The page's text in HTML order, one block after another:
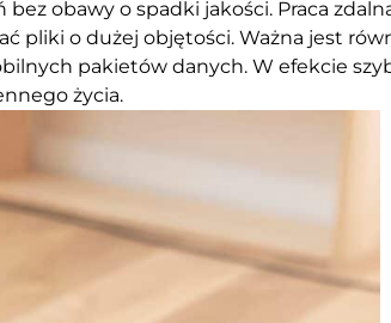
obawy o spadki jakości. Praca
pliki o dużej objętości. Ważna jest
pakietów danych. W efekcie
życia.